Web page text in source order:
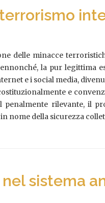
delle minacce
la pur legittima
e i social media,
e
penalmente rilevante, il
nome della sicurezza
sistema